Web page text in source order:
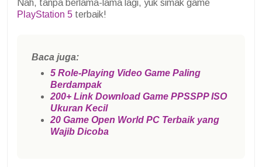
Nah, tanpa berlama-lama lagi, yuk simak game
PlayStation 5 terbaik!
Baca juga:
5 Role-Playing Video Game Paling
Berdampak
200+ Link Download Game PPSSPP ISO
Ukuran Kecil
20 Game Open World PC Terbaik yang
Wajib Dicoba